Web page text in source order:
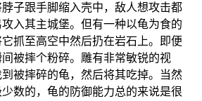
子跟手脚缩入壳中，敌人想攻击都
入其主城堡。但有一种以龟为食的
抓至高空中然后扔在岩石上。即便
被摔个粉碎。雕有非常敏锐的视
被摔碎的龟，然后将其吃掉。当然
数的，龟的防御能力总的来说是很